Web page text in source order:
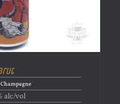
Champagne
alc/vol